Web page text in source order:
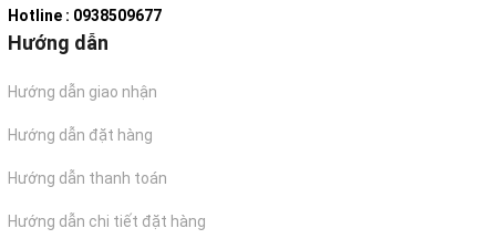
Hotline : 0938509677
Hướng dẫn
Hướng dẫn giao nhận
Hướng dẫn đặt hàng
Hướng dẫn thanh toán
Hướng dẫn chi tiết đặt hàng